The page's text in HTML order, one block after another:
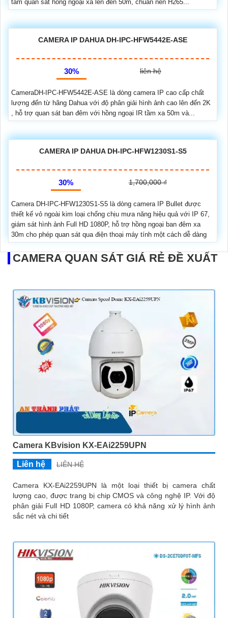
tầm quan sát hồng ngoại xa lên đến 50m, chuẩn nén H265...
CAMERA IP DAHUA DH-IPC-HFW5442E-ASE
30% liên hệ
CameraDH-IPC-HFW5442E-ASE là dòng camera IP cao cấp chất
lượng đến từ hãng Dahua với độ phân giải hình ảnh cao lên đến 2K
, hỗ trợ quan sát ban đêm với hồng ngoại IR tầm xa 50m và...
CAMERA IP DAHUA DH-IPC-HFW1230S1-S5
30% 1,700,000 ₫
Camera DH-IPC-HFW1230S1-S5 là dòng camera IP Bullet được
thiết kế vỏ ngoài kim loại chống chịu mưa năng hiệu quả với IP 67,
giám sát hình ảnh Full HD 1080P, hỗ trợ hồng ngoại ban đêm xa
30m cho phép quan sát qua điện thoại máy tính một cách dễ dàng
CAMERA QUAN SÁT GIÁ RẺ ĐỀ XUẤT
Camera KBvision KX-EAi2259UPN
Liên hệ LIÊN HỆ
Camera KX-EAi2259UPN là một loại thiết bị camera chất
lượng cao, được trang bị chip CMOS và công nghệ IP. Với độ
phân giải Full HD 1080P, camera có khả năng xử lý hình ảnh
sắc nét và chi tiết